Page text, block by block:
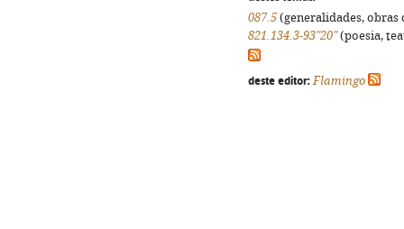
087.5 (generalidades,
821.134.3-93"20"(poesia,
deste editor: Flamingo